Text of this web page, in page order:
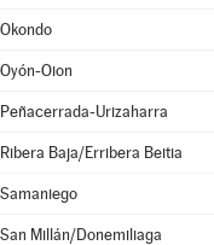
Okondo
Oyón-Oion
Peñacerrada-Urizaharra
Ribera Baja/Erribera Beitia
Samaniego
San Millán/Donemiliaga